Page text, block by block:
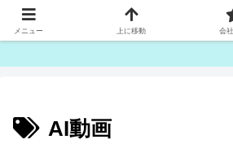
ゴム紐・平ゴム製造販売は津
AI動画
メニュー 上に移動 会